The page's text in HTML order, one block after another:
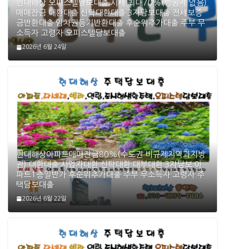
현대해상 오피스텔담보대출 시세 최대70%(방공제 없음)
매매잔금 대환대출 신탁대환대출 3자담보대출 전세보증
금반환대출 임차권등기반환대출 후순위추가대출 주부 무
소득자 고령자 오피스텔담보대출
2026년 6월 24일
현대해상아파트매매잔금80%(수도권 비규제지역과지방
권) 대환대출 사업자대환 신탁대환 대부대환 3자담보 아
파트1층일반가 후순위추가대출 주부 무소득자 고령자 주
택담보대출
2026년 6월 22일